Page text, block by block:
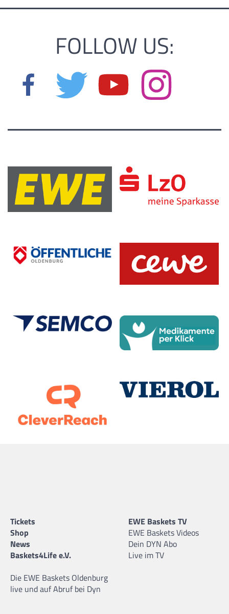
FOLLOW US:
Tickets
Shop
News
Baskets4Life e.V.
Die EWE Baskets Oldenburg
live und auf Abruf bei Dyn
EWE Baskets TV
EWE Baskets Videos
Dein DYN Abo
Live im TV